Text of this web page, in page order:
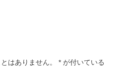
はありません。 * が付いている